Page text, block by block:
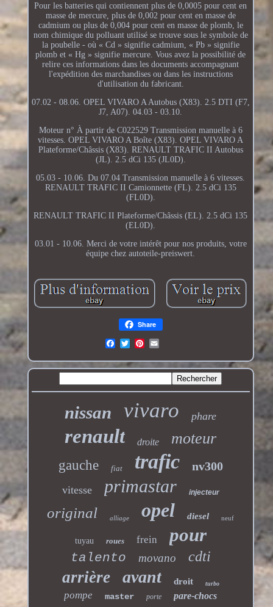
Pour les batteries qui contiennent plus de 0,0005 pour cent en
masse de mercure, plus de 0,002 pour cent en masse de
cadmium ou plus de 0,004 pour cent en masse de plomb, le
nom chimique du polluant utilisé se trouve sous le symbole de
la poubelle - où « Cd » signifie cadmium, « Pb » signifie
plomb et « Hg » signifie mercure. Vous avez la possibilité de
relire ces informations dans les documents accompagnant
l'expédition des marchandises ou dans les instructions
d'utilisation du fabricant.
07.02 - 08.06. OPEL VIVARO A Autobus (X83). 2.5 DTI (F7,
J7, A07). 04.03 - 03.10.
Moteur n° À partir de C022529 Transmission manuelle à 6
vitesses. OPEL VIVARO A Boîte (X83). OPEL VIVARO A
Plateforme/Châssis (X83). RENAULT TRAFIC II Autobus
(JL). 2.5 dCi 135 (JL0D).
05.03 - 10.06. Du 07.04 Transmission manuelle à 6 vitesses.
RENAULT TRAFIC II Camionnette (FL). 2.5 dCi 135
(FL0D).
RENAULT TRAFIC II Plateforme/Châssis (EL). 2.5 dCi 135
(EL0D).
03.01 - 10.06. Merci de votre intérêt pour nos produits, votre
équipe chez autoteile-preiswert.
Share
nissan vivaro phare
renault droite moteur
gauche fiat trafic nv300
vitesse primastar injecteur
original alliage opel diesel neuf
tuyau roues frein pour
talento movano cdti
arrière avant droit turbo
pompe master porte pare-chocs